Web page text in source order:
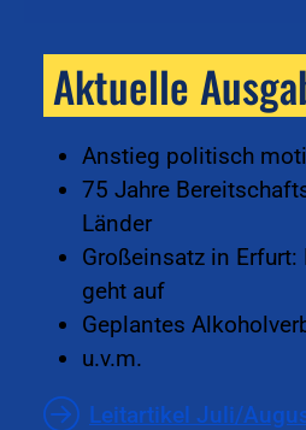
Aktuelle
Anstieg politisch
75 Jahre
Länder
Großeinsatz in
geht auf
Geplantes
u.v.m.
Leitartikel Juli/